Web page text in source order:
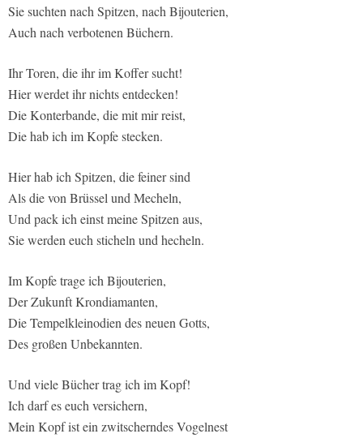
Sie suchten nach Spitzen, nach Bijouterien,
Auch nach verbotenen Büchern.
Ihr Toren, die ihr im Koffer sucht!
Hier werdet ihr nichts entdecken!
Die Konterbande, die mit mir reist,
Die hab ich im Kopfe stecken.
Hier hab ich Spitzen, die feiner sind
Als die von Brüssel und Mecheln,
Und pack ich einst meine Spitzen aus,
Sie werden euch sticheln und hecheln.
Im Kopfe trage ich Bijouterien,
Der Zukunft Krondiamanten,
Die Tempelkleinodien des neuen Gotts,
Des großen Unbekannten.
Und viele Bücher trag ich im Kopf!
Ich darf es euch versichern,
Mein Kopf ist ein zwitscherndes Vogelnest